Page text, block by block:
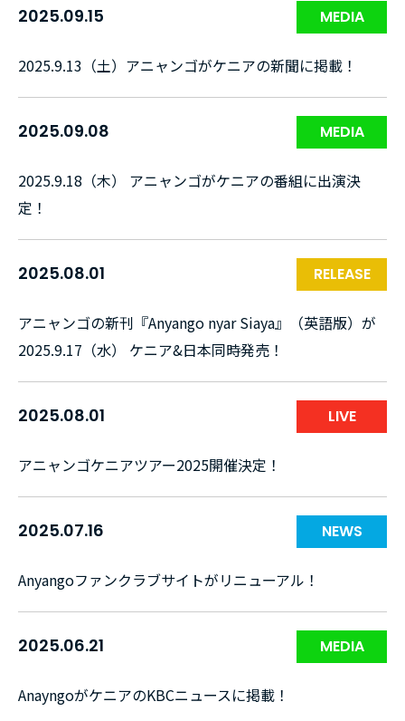
2025.09.15 MEDIA
2025.9.13（土）アニャンゴがケニアの新聞に掲載！
2025.09.08 MEDIA
2025.9.18（木） アニャンゴがケニアの番組に出演決
定！
2025.08.01 RELEASE
アニャンゴの新刊『Anyango nyar Siaya』（英語版）が
2025.9.17（水） ケニア&日本同時発売！
2025.08.01 LIVE
アニャンゴケニアツアー2025開催決定！
2025.07.16 NEWS
Anyangoファンクラブサイトがリニューアル！
2025.06.21 MEDIA
AnayngoがケニアのKBCニュースに掲載！